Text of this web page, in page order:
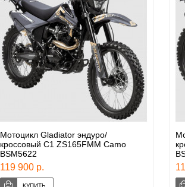
Мотоцикл Gladiator эндуро/
кроссовый C1 ZS165FMM Camo
BSM5622
119 900 р.